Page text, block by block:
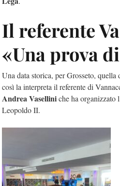
Il referente
«Una prova
Una data storica, per Grosseto,
così la interpreta il referente di
Andrea Vaselliniche ha organizzato
Leopoldo II.